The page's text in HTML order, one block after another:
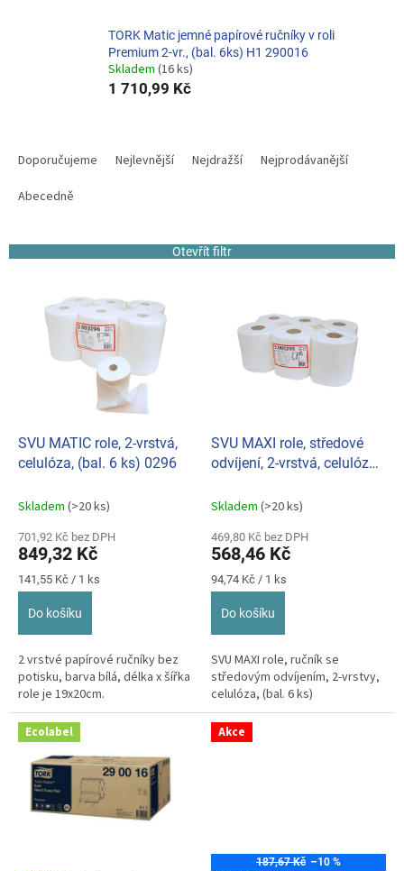
TORK Matic jemné papírové ručníky v roli
Premium 2-vr., (bal. 6ks) H1 290016
Skladem (16 ks)
1 710,99 Kč
p
Doporučujeme Nejlevnější Nejdražší
Nejprodávanější
Abecedně
Otevřít filtr
SVU MATIC role, 2-vrstvá,
celulóza, (bal. 6 ks) 0296
Skladem (>20 ks)
701,92 Kč bez DPH
849,32 Kč
Měrná
cena:
141,55 Kč / 1 ks
Do košíku
2 vrstvé papírové ručníky bez
potisku, barva bílá, délka x šířka
role je 19x20cm.
SVU MAXI role, středové
odvíjení, 2-vrstvá, celulóza,
Skladem (>20 ks)
469,80 Kč bez DPH
568,46 Kč
Měrná
cena:
94,74 Kč / 1 ks
Do košíku
SVU MAXI role, ručník se
středovým odvíjením, 2-vrstvy,
celulóza, (bal. 6 ks)
Ecolabel Akce
187,67 Kč –10 %